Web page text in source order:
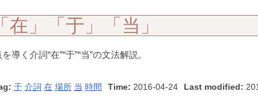
」「于」「当」
く介詞“在”“于”“当”の文法解説。
于 介詞 在 場所 当 時間 Time: 2016-04-24 Last modified: